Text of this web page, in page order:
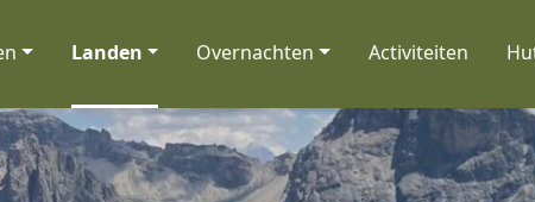
Landen Overnachten Activiteiten